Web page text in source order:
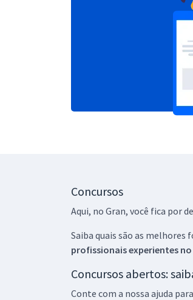
Concursos
Aqui, no Gran, você fica por
Saiba quais são as melhores
profissionais experientes
Concursos abertos:
Conte com a nossa ajuda